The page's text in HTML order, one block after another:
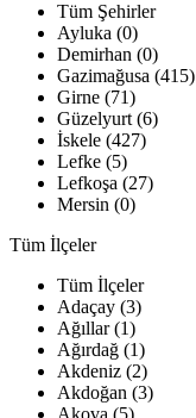
Tüm Şehirler
Ayluka (0)
Demirhan (0)
Gazimağusa (415)
Girne (71)
Güzelyurt (6)
İskele (427)
Lefke (5)
Lefkoşa (27)
Mersin (0)
Tüm İlçeler
Tüm İlçeler
Adaçay (3)
Ağıllar (1)
Ağırdağ (1)
Akdeniz (2)
Akdoğan (3)